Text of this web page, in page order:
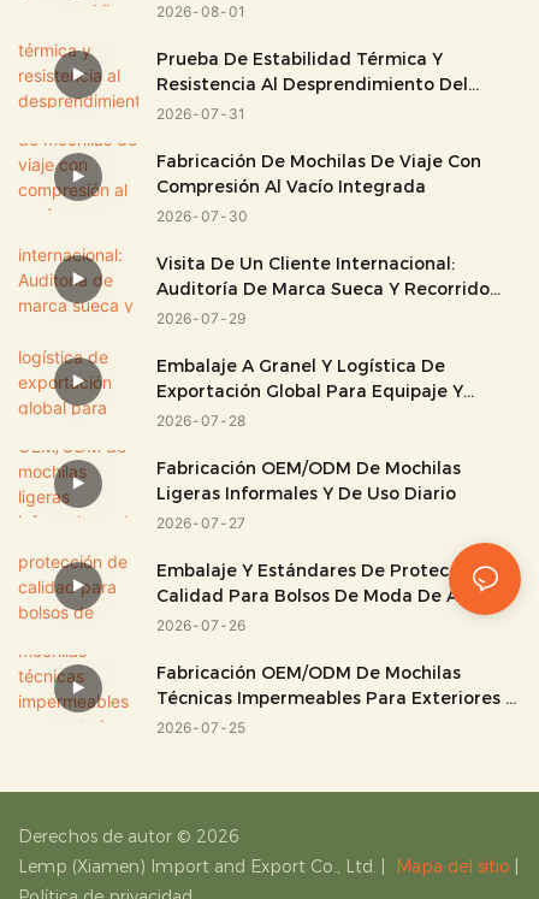
2026 08 01
Prueba De Estabilidad Térmica Y
Resistencia Al Desprendimiento Del
Tejido De PVC
2026 07 31
Fabricación De Mochilas De Viaje Con
Compresión Al Vacío Integrada
2026 07 30
Visita De Un Cliente Internacional:
Auditoría De Marca Sueca Y Recorrido
Por La Fábrica.
2026 07 29
Embalaje A Granel Y Logística De
Exportación Global Para Equipaje Y
Bolsos.
2026 07 28
Fabricación OEM/ODM De Mochilas
Ligeras Informales Y De Uso Diario
2026 07 27
Embalaje Y Estándares De Protección De
Calidad Para Bolsos De Moda De Alta
Gama
2026 07 26
Fabricación OEM/ODM De Mochilas
Técnicas Impermeables Para Exteriores Y
Para Uso Técnico.
2026 07 25
Derechos de autor © 2026
Lemp (Xiamen) Import and Export Co., Ltd.
Mapa del sitio